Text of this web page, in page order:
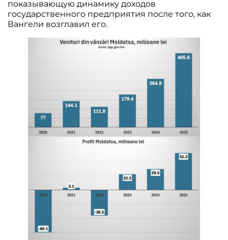
показывающую динамику доходов
государственного предприятия после того, как
Вангели возглавил его.